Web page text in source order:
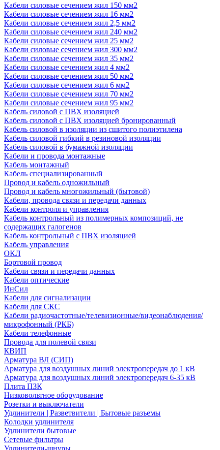
Кабели силовые сечением жил 150 мм2
Кабели силовые сечением жил 16 мм2
Кабели силовые сечением жил 2,5 мм2
Кабели силовые сечением жил 240 мм2
Кабели силовые сечением жил 25 мм2
Кабели силовые сечением жил 300 мм2
Кабели силовые сечением жил 35 мм2
Кабели силовые сечением жил 4 мм2
Кабели силовые сечением жил 50 мм2
Кабели силовые сечением жил 6 мм2
Кабели силовые сечением жил 70 мм2
Кабели силовые сечением жил 95 мм2
Кабель силовой с ПВХ изоляцией
Кабель силовой с ПВХ изоляцией бронированный
Кабель силовой в изоляции из сшитого полиэтилена
Кабель силовой гибкий в резиновой изоляции
Кабель силовой в бумажной изоляции
Кабели и провода монтажные
Кабель монтажный
Кабель специализированный
Провод и кабель одножильный
Провод и кабель многожильный (бытовой)
Кабели, провода связи и передачи данных
Кабели контроля и управления
Кабель контрольный из полимерных композиций, не
содержащих галогенов
Кабель контрольный с ПВХ изоляцией
Кабель управления
ОКЛ
Бортовой провод
Кабели связи и передачи данных
Кабели оптические
ИнСил
Кабели для сигнализации
Кабели для СКС
Кабели радиочастотные/телевизионные/видеонаблюдения/
микрофонный (РКБ)
Кабели телефонные
Провода для полевой связи
КВИП
Арматура ВЛ (СИП)
Арматура для воздушных линий электропередач до 1 кВ
Арматура для воздушных линий электропередач 6-35 кВ
Плита ПЗК
Низковольтное оборудование
Розетки и выключатели
Удлинители | Разветвители | Бытовые разъемы
Колодки удлинителя
Удлинители бытовые
Сетевые фильтры
Удлинители-шнуры